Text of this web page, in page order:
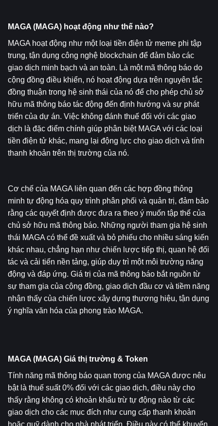
MAGA (MAGA) hoạt động như thế nào?
MAGA hoạt động như một loại tiền điện tử meme phi tập
trung, tận dụng công nghệ blockchain để đảm bảo các
giao dịch minh bạch và an toàn. Là một mã thông báo do
cộng đồng điều khiển, nó hoạt động dựa trên nguyên tắc
đồng thuận trong hệ sinh thái của nó để cho phép chủ sở
hữu mã thông báo tác động đến định hướng và sự phát
triển của dự án. Việc không đánh thuế đối với các giao
dịch là đặc điểm chính giúp phân biệt MAGA với các loại
tiền điện tử khác, mang lại động lực cho giao dịch và tính
thanh khoản trên thị trường của nó.
Cơ chế của MAGA liên quan đến các hợp đồng thông
minh tự động hóa quy trình phân phối và quản trị, đảm bảo
rằng các quyết định được đưa ra theo ý muốn tập thể của
chủ sở hữu mã thông báo. Những người tham gia hệ sinh
thái MAGA có thể đề xuất và bỏ phiếu cho nhiều sáng kiến
​​khác nhau, chẳng hạn như chiến lược tiếp thị, quan hệ đối
tác và cải tiến nền tảng, giúp duy trì một môi trường năng
động và đáp ứng. Giá trị của mã thông báo bắt nguồn từ
sự tham gia của cộng đồng, giao dịch đầu cơ và tiềm năng
nhận thấy của chiến lược xây dựng thương hiệu, tận dụng
ý nghĩa văn hóa của phong trào MAGA.
MAGA (MAGA) Giá thị trường & Token
Tính năng mã thông báo quan trọng của MAGA được nêu
bật là thuế suất 0% đối với các giao dịch, điều này cho
thấy rằng không có khoản khấu trừ tự động nào từ các
giao dịch cho các mục đích như cung cấp thanh khoản
hoặc quỹ dành cho nhà phát triển. Điều này có thể khuyến